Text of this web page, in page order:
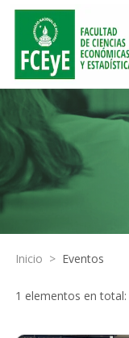
Inicio > Eventos
1 elementos en total: